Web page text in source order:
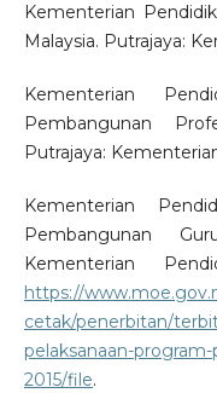
Kementerian
Malaysia. Putrajaya:
Kementerian
Pembangunan
Putrajaya:
Kementerian
Pembangunan
Kementerian
https://
cetak/penerbitan/
pelaksanaan-
2015/file.